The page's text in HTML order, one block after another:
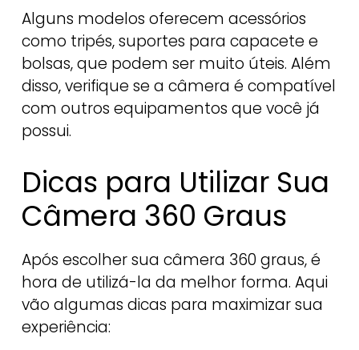
Alguns modelos oferecem acessórios
como tripés, suportes para capacete e
bolsas, que podem ser muito úteis. Além
disso, verifique se a câmera é compatível
com outros equipamentos que você já
possui.
Dicas para Utilizar Sua
Câmera 360 Graus
Após escolher sua câmera 360 graus, é
hora de utilizá-la da melhor forma. Aqui
vão algumas dicas para maximizar sua
experiência: